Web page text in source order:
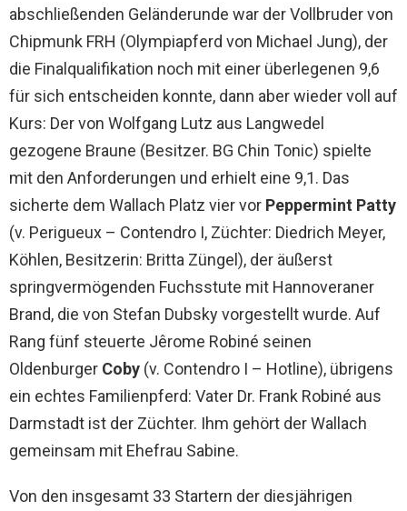
abschließenden Geländerunde war der Vollbruder von
Chipmunk FRH (Olympiapferd von Michael Jung), der
die Finalqualifikation noch mit einer überlegenen 9,6
für sich entscheiden konnte, dann aber wieder voll auf
Kurs: Der von Wolfgang Lutz aus Langwedel
gezogene Braune (Besitzer. BG Chin Tonic) spielte
mit den Anforderungen und erhielt eine 9,1. Das
sicherte dem Wallach Platz vier vor Peppermint Patty
(v. Perigueux – Contendro I, Züchter: Diedrich Meyer,
Köhlen, Besitzerin: Britta Züngel), der äußerst
springvermögenden Fuchsstute mit Hannoveraner
Brand, die von Stefan Dubsky vorgestellt wurde. Auf
Rang fünf steuerte Jêrome Robiné seinen
Oldenburger Coby (v. Contendro I – Hotline), übrigens
ein echtes Familienpferd: Vater Dr. Frank Robiné aus
Darmstadt ist der Züchter. Ihm gehört der Wallach
gemeinsam mit Ehefrau Sabine.
Von den insgesamt 33 Startern der diesjährigen